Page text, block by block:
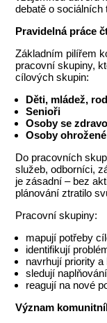
debatě o sociálních
Pravidelná práce
Základním pilířem
pracovní skupiny,
cílových skupin:
Děti, mládež,
Senioři
Osoby se
Osoby
Do pracovních
služeb, odborníci,
je zásadní – bez
plánování ztratilo
Pracovní skupiny:
mapují potřeby
identifikují
navrhují priority
sledují
reagují na nové
Význam